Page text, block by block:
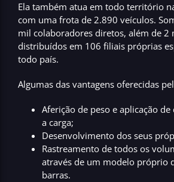
Ela também atua em todo território
com uma frota de 2.890 veículos.
mil colaboradores diretos, além de 2
distribuídos em 106 filiais próprias
todo país.
Algumas das vantagens oferecidas
Aferição de peso e aplicação
a carga;
Desenvolvimento dos seus
Rastreamento de todos os
através de um modelo próprio
barras.